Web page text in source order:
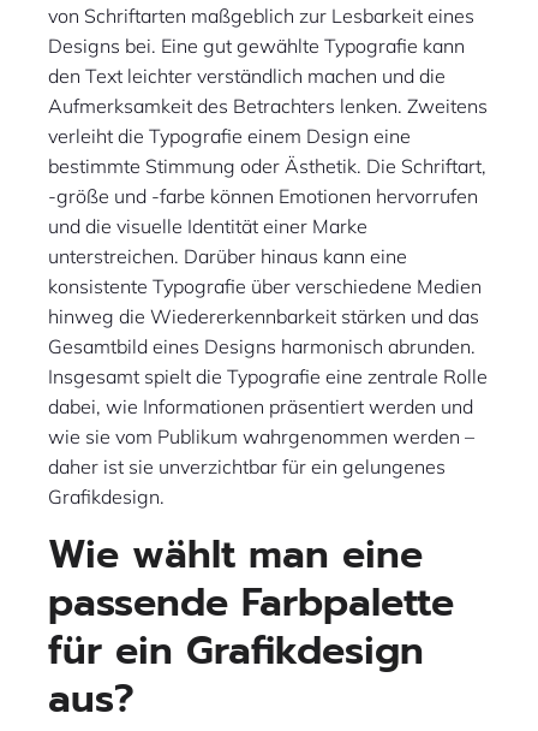
von Schriftarten maßgeblich zur Lesbarkeit eines
Designs bei. Eine gut gewählte Typografie kann
den Text leichter verständlich machen und die
Aufmerksamkeit des Betrachters lenken. Zweitens
verleiht die Typografie einem Design eine
bestimmte Stimmung oder Ästhetik. Die Schriftart,
-größe und -farbe können Emotionen hervorrufen
und die visuelle Identität einer Marke
unterstreichen. Darüber hinaus kann eine
konsistente Typografie über verschiedene Medien
hinweg die Wiedererkennbarkeit stärken und das
Gesamtbild eines Designs harmonisch abrunden.
Insgesamt spielt die Typografie eine zentrale Rolle
dabei, wie Informationen präsentiert werden und
wie sie vom Publikum wahrgenommen werden –
daher ist sie unverzichtbar für ein gelungenes
Grafikdesign.
Wie wählt man eine
passende Farbpalette
für ein Grafikdesign
aus?